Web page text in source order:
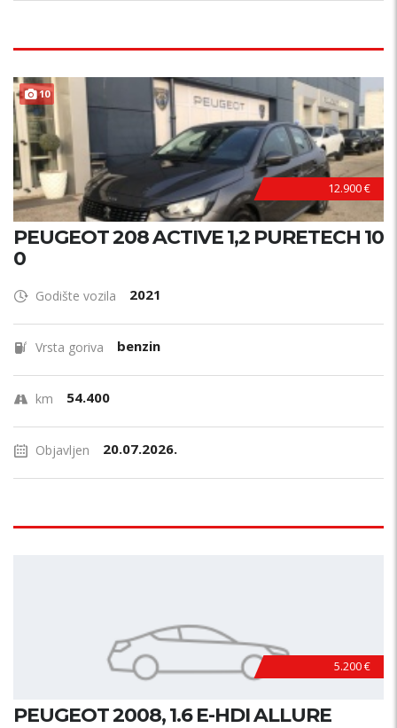
10
12.900 €
PEUGEOT 208 ACTIVE 1,2 PURETECH 10
0
Godište vozila 2021
Vrsta goriva benzin
km 54.400
Objavljen 20.07.2026.
5.200 €
PEUGEOT 2008, 1.6 E-HDI ALLURE